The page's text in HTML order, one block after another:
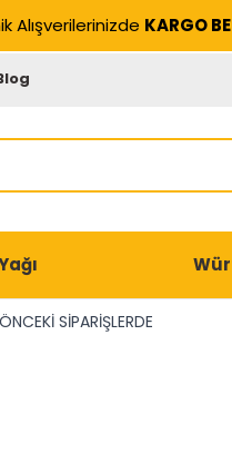
Alışverilerinizde KARGO
SİPARİŞLERDE